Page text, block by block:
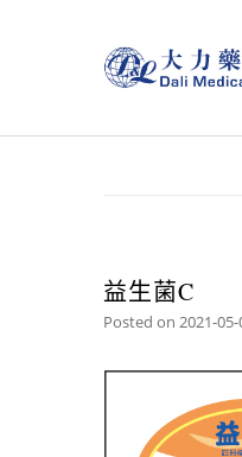
益生菌C
Posted on 2021-